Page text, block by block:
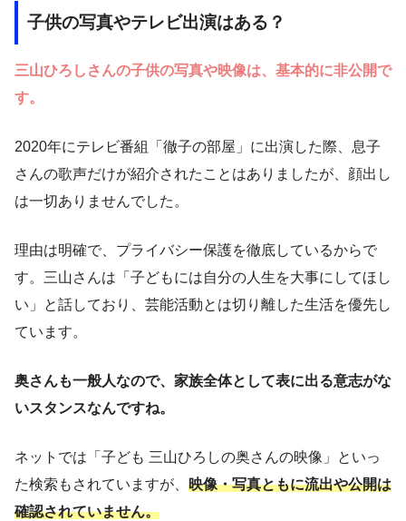
子供の写真やテレビ出演はある？
三山ひろしさんの子供の写真や映像は、基本的に非公開で
す。
2020年にテレビ番組「徹子の部屋」に出演した際、息子
さんの歌声だけが紹介されたことはありましたが、顔出し
は一切ありませんでした。
理由は明確で、プライバシー保護を徹底しているからで
す。三山さんは「子どもには自分の人生を大事にしてほし
い」と話しており、芸能活動とは切り離した生活を優先し
ています。
奥さんも一般人なので、家族全体として表に出る意志がな
いスタンスなんですね。
ネットでは「子ども 三山ひろしの奥さんの映像」といっ
た検索もされていますが、 映像・写真ともに流出や公開は
確認されていません。